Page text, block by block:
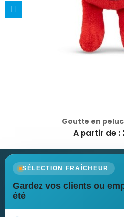
Goutte en
A partir de :
SÉLECTION FRAÎCHEUR
Gardez vos clients ou
été
Recevez nos dernières